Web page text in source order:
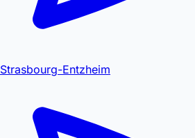
Strasbourg-Entzheim